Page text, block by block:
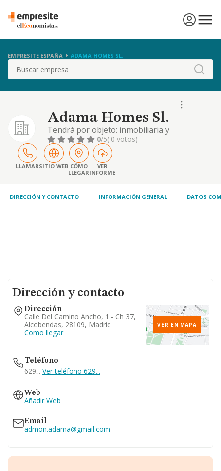
EMPRESITE ESPAÑA ADAMA HOMES SL.
Buscar
Adama Homes Sl.
Tendrá por objeto: inmobiliaria y
construccion (cnae 4110, 4121, 4122, 6810,
6820, 4399, 4121, 4122, 7732). promoción
inmobiliaria relativas a la urbanización,
promoción y construcción inmobiliaria.
compraventa de bienes inmobiliarios por
arrendamiento..
0/5( 0 votos)
LLAMARSITIO WEB CÓMO
LLEGAR
VER
INFORME
DIRECCIÓN Y CONTACTO INFORMACIÓN GENERAL DATOS
Dirección y contacto
Dirección
Calle Del Camino Ancho, 1 - Ch 37,
Alcobendas, 28109, Madrid
Como llegar
VER EN MAPA
Teléfono
629... Ver teléfono 629...
Web
Añadir Web
Email
admon.adama@gmail.com